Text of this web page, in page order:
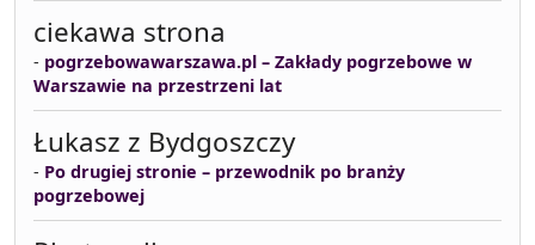
ciekawa strona
- pogrzebowawarszawa.pl – Zakłady pogrzebowe w
Warszawie na przestrzeni lat
Łukasz z Bydgoszczy
- Po drugiej stronie – przewodnik po branży
pogrzebowej